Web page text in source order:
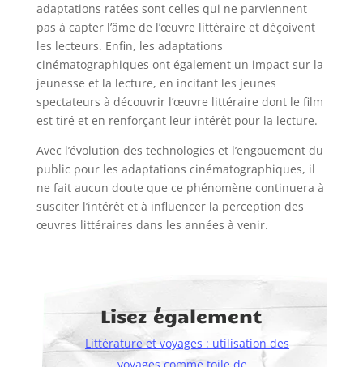
adaptations ratées sont celles qui ne parviennent
pas à capter l’âme de l’œuvre littéraire et déçoivent
les lecteurs. Enfin, les adaptations
cinématographiques ont également un impact sur la
jeunesse et la lecture, en incitant les jeunes
spectateurs à découvrir l’œuvre littéraire dont le film
est tiré et en renforçant leur intérêt pour la lecture.
Avec l’évolution des technologies et l’engouement du
public pour les adaptations cinématographiques, il
ne fait aucun doute que ce phénomène continuera à
susciter l’intérêt et à influencer la perception des
œuvres littéraires dans les années à venir.
Lisez également
Littérature et voyages : utilisation des